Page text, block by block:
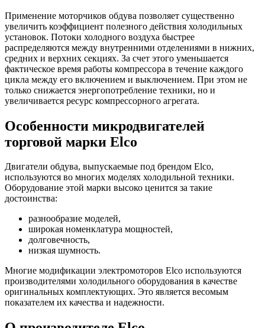
Применение моторчиков обдува позволяет существенно
увеличить коэффициент полезного действия холодильных
установок. Потоки холодного воздуха быстрее
распределяются между внутренними отделениями в нижних,
средних и верхних секциях. За счет этого уменьшается
фактическое время работы компрессора в течение каждого
цикла между его включением и выключением. При этом не
только снижается энергопотребление техники, но и
увеличивается ресурс компрессорного агрегата.
Особенности микродвигателей
торговой марки Elco
Двигатели обдува, выпускаемые под брендом Elco,
используются во многих моделях холодильной техники.
Оборудование этой марки высоко ценится за такие
достоинства:
разнообразие моделей,
широкая номенклатура мощностей,
долговечность,
низкая шумность.
Многие модификации электромоторов Elco используются
производителями холодильного оборудования в качестве
оригинальных комплектующих. Это является весомым
показателем их качества и надежности.